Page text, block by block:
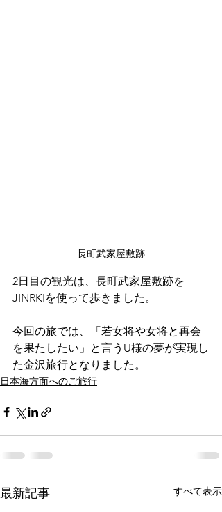
長町武家屋敷跡
2日目の観光は、長町武家屋敷跡を
JINRKIを使って歩きました。
今回の旅では、「若女将や女将と再会
を果たしたい」と言うU様の夢が実現し
た金沢旅行となりました。
日本海方面へのご旅行
最新記事 すべて表示